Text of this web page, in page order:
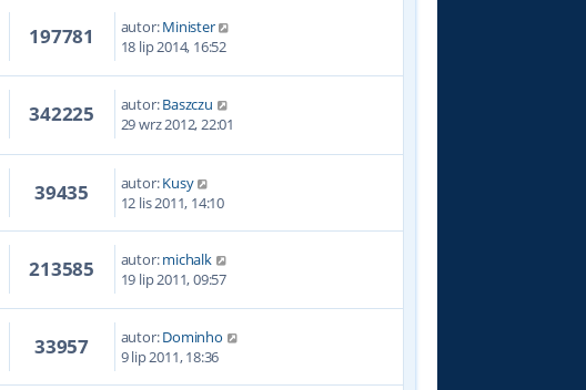
197781 autor:Minister
18 lip 2014, 16:52
342225 autor:Baszczu
29 wrz 2012, 22:01
39435 autor:Kusy
12 lis 2011, 14:10
213585 autor:michalk
19 lip 2011, 09:57
33957 autor:Dominho
9 lip 2011, 18:36